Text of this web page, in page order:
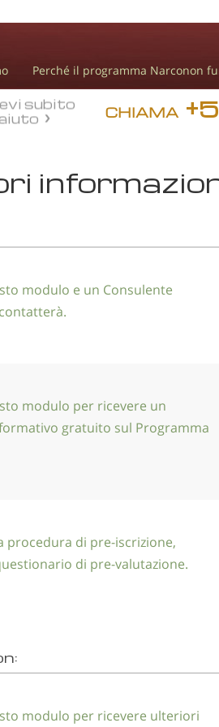
Perché il programma Narconon
CHIAMA
subito
aiuto
modulo e un Consulente
modulo per ricevere un
gratuito sul Programma
procedura di pre-iscrizione,
di pre-valutazione.
modulo per ricevere ulteriori